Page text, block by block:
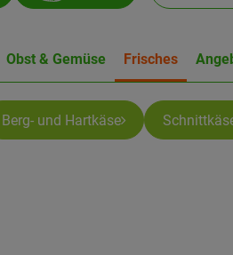
Obst & Gemüse Frisches
Berg- und Hartkäse